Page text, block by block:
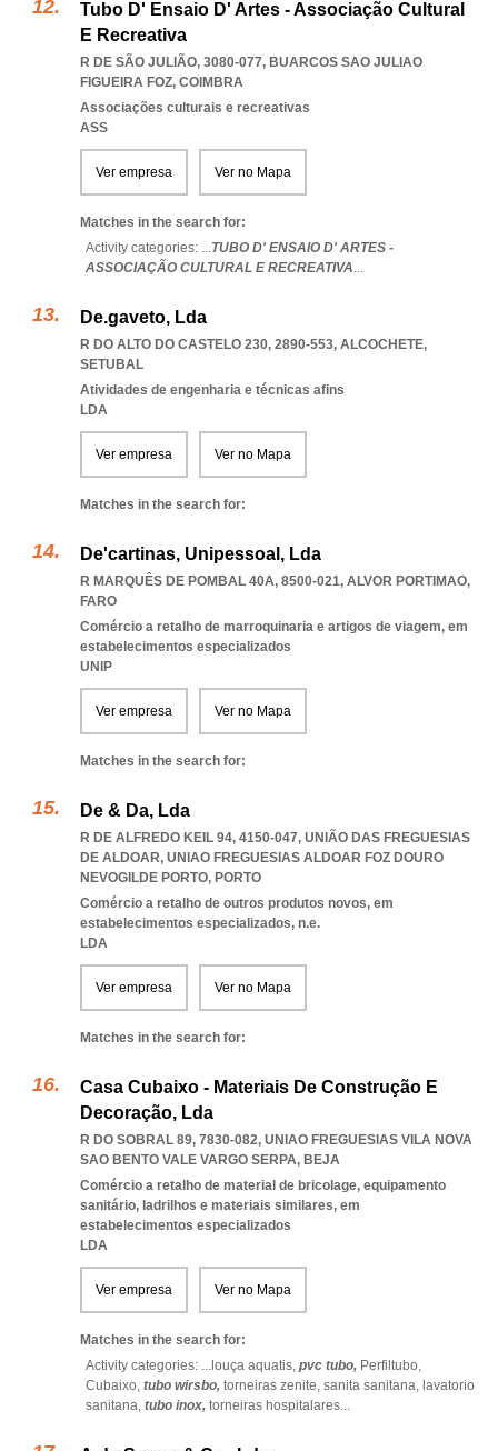
Tubo D' Ensaio D' Artes - Associação Cultural
E Recreativa
R DE SÃO JULIÃO, 3080-077, BUARCOS SAO JULIAO
FIGUEIRA FOZ, COIMBRA
Associações culturais e recreativas
ASS
Ver empresa Ver no Mapa
Matches in the search for:
Activity categories: ...TUBO D' ENSAIO D' ARTES -
ASSOCIAÇÃO CULTURAL E RECREATIVA...
De.gaveto, Lda
R DO ALTO DO CASTELO 230, 2890-553, ALCOCHETE,
SETUBAL
Atividades de engenharia e técnicas afins
LDA
Ver empresa Ver no Mapa
Matches in the search for:
De'cartinas, Unipessoal, Lda
R MARQUÊS DE POMBAL 40A, 8500-021, ALVOR PORTIMAO,
FARO
Comércio a retalho de marroquinaria e artigos de viagem, em
estabelecimentos especializados
UNIP
Ver empresa Ver no Mapa
Matches in the search for:
De & Da, Lda
R DE ALFREDO KEIL 94, 4150-047, UNIÃO DAS FREGUESIAS
DE ALDOAR, UNIAO FREGUESIAS ALDOAR FOZ DOURO
NEVOGILDE PORTO, PORTO
Comércio a retalho de outros produtos novos, em
estabelecimentos especializados, n.e.
LDA
Ver empresa Ver no Mapa
Matches in the search for:
Casa Cubaixo - Materiais De Construção E
Decoração, Lda
R DO SOBRAL 89, 7830-082, UNIAO FREGUESIAS VILA NOVA
SAO BENTO VALE VARGO SERPA, BEJA
Comércio a retalho de material de bricolage, equipamento
sanitário, ladrilhos e materiais similares, em
estabelecimentos especializados
LDA
Ver empresa Ver no Mapa
Matches in the search for:
Activity categories: ... louça aquatis, pvc tubo, Perfiltubo,
Cubaixo, tubo wirsbo, torneiras zenite, sanita sanitana, lavatorio
sanitana, tubo inox, torneiras hospitalares...